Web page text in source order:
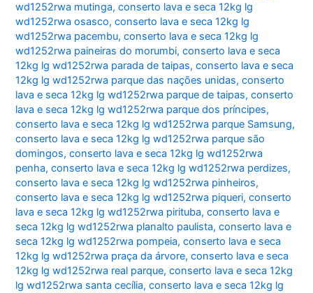
wd1252rwa mutinga,conserto lava e seca 12kg lg
wd1252rwa osasco,conserto lava e seca 12kg lg
wd1252rwa pacembu,conserto lava e seca 12kg lg
wd1252rwa paineiras do morumbi,conserto lava e seca
12kg lg wd1252rwa parada de taipas,conserto lava e seca
12kg lg wd1252rwa parque das nações unidas,conserto
lava e seca 12kg lg wd1252rwa parque de taipas,conserto
lava e seca 12kg lg wd1252rwa parque dos príncipes,
conserto lava e seca 12kg lg wd1252rwa parque Samsung,
conserto lava e seca 12kg lg wd1252rwa parque são
domingos,conserto lava e seca 12kg lg wd1252rwa
penha,conserto lava e seca 12kg lg wd1252rwa perdizes,
conserto lava e seca 12kg lg wd1252rwa pinheiros,
conserto lava e seca 12kg lg wd1252rwa piqueri,conserto
lava e seca 12kg lg wd1252rwa pirituba,conserto lava e
seca 12kg lg wd1252rwa planalto paulista,conserto lava e
seca 12kg lg wd1252rwa pompeia,conserto lava e seca
12kg lg wd1252rwa praça da árvore,conserto lava e seca
12kg lg wd1252rwa real parque,conserto lava e seca 12kg
lg wd1252rwa santa cecília,conserto lava e seca 12kg lg